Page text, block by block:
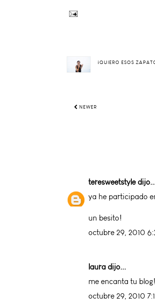
¡QUIERO ESOS
NEWER
teresweetstyle
ya he participado
un besito!
octubre 29, 2010
laura dijo...
me encanta tu
octubre 29, 2010